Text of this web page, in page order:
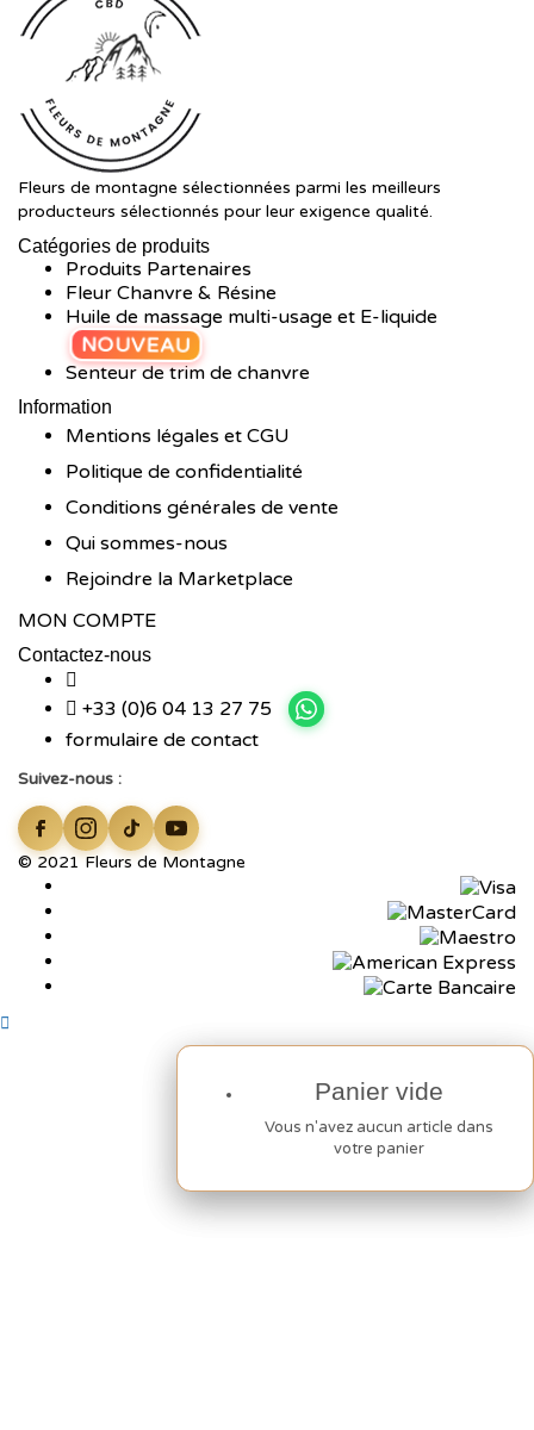
Panier vide
Vous n'avez aucun article dans
votre panier
Panier vide
Vous n'avez aucun article dans
votre panier
Fleurs de montagne sélectionnées parmi les meilleurs
producteurs sélectionnés pour leur exigence qualité.
Catégories de produits
Produits Partenaires
Fleur Chanvre & Résine
Huile de massage multi-usage et E-liquide
NOUVEAU
Senteur de trim de chanvre
Information
Mentions légales et CGU
Politique de confidentialité
Conditions générales de vente
Qui sommes-nous
Rejoindre la Marketplace
MON COMPTE
Contactez-nous
+33 (0)6 04 13 27 75
formulaire de contact
Suivez-nous :
© 2021 Fleurs de Montagne